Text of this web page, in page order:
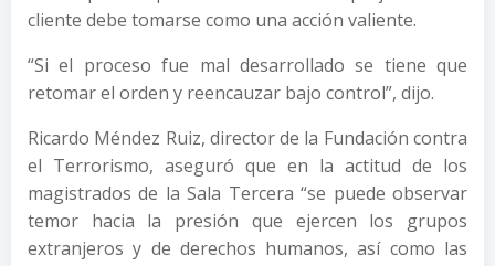
cliente debe tomarse como una acción valiente.
“Si el proceso fue mal desarrollado se tiene que
retomar el orden y reencauzar bajo control”, dijo.
Ricardo Méndez Ruiz, director de la Fundación contra
el Terrorismo, aseguró que en la actitud de los
magistrados de la Sala Tercera “se puede observar
temor hacia la presión que ejercen los grupos
extranjeros y de derechos humanos, así como las